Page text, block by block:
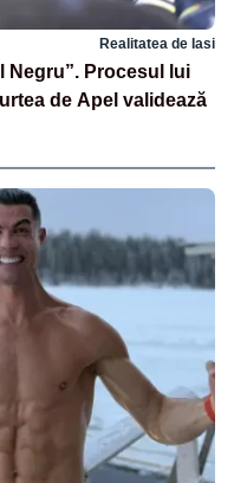
Realitatea de Iasi
Negru”. Procesul lui
de Apel validează